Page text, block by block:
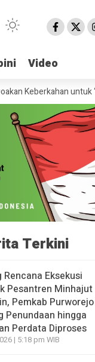
Video
Video
untuk ‘Kampung
Terkini
Rencana Eksekusi
Pesantren Minhajut
Pemkab Purworejo
Penundaan hingga
Perdata Diproses
| 5:18 pm WIB